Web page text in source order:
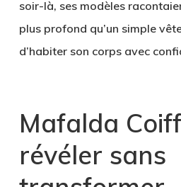
soir-là, ses modèles
plus profond qu’un simple
d’habiter son corps avec
Mafalda
révéler sans